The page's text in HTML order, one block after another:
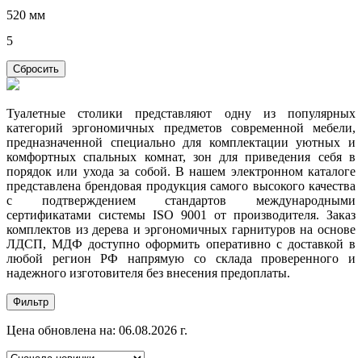
520 мм
5
Сбросить
Туалетные столики представляют одну из популярных
категорий эргономичных предметов современной мебели,
предназначенной специально для комплектации уютных и
комфортных спальных комнат, зон для приведения себя в
порядок или ухода за собой. В нашем электронном каталоге
представлена брендовая продукция самого высокого качества
с подтверждением стандартов международными
сертификатами системы ISO 9001 от производителя. Заказ
комплектов из дерева и эргономичных гарнитуров на основе
ЛДСП, МДФ доступно оформить оперативно с доставкой в
любой регион РФ напрямую со склада проверенного и
надежного изготовителя без внесения предоплаты.
Фильтр
Цена обновлена на: 06.08.2026 г.